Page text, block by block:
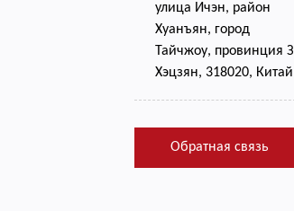
улица Ичэн, район
Хуанъян, город
Тайчжоу, провинция З
Хэцзян, 318020, Китай
Обратная связь